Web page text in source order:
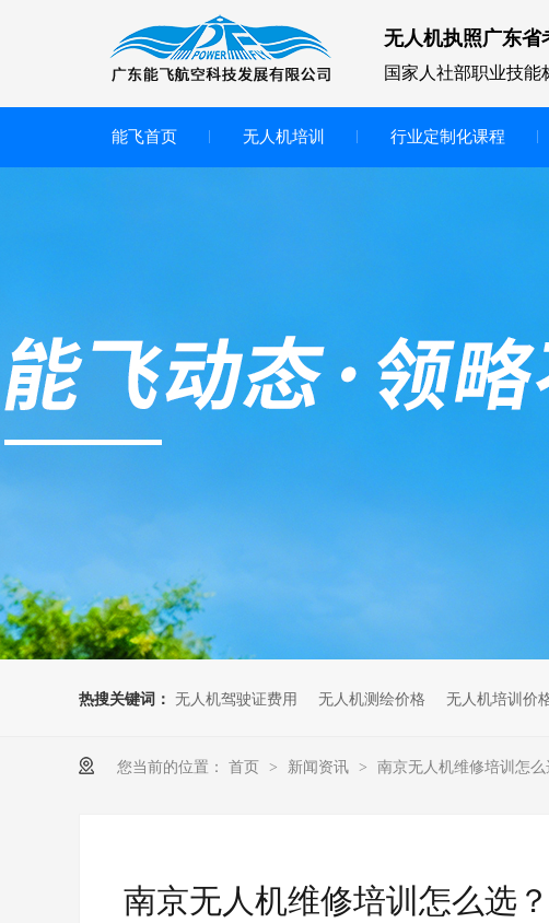
无人机执照广东省
国家人社部职业技能
能飞首页 无人机培训 行业定制化课程
装
无人机考培基地工具
无人机考试评测系统
热搜关键词： 无人机驾驶证费用 无人机测绘价格 无人机培训价
您当前的位置： 首页 > 新闻资讯 > 南京无人机维修培训怎
南京无人机维修培训怎么选